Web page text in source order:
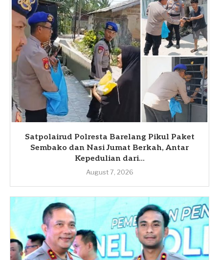
Satpolairud Polresta Barelang Pikul Paket
Sembako dan Nasi Jumat Berkah, Antar
Kepedulian dari...
August 7, 2026